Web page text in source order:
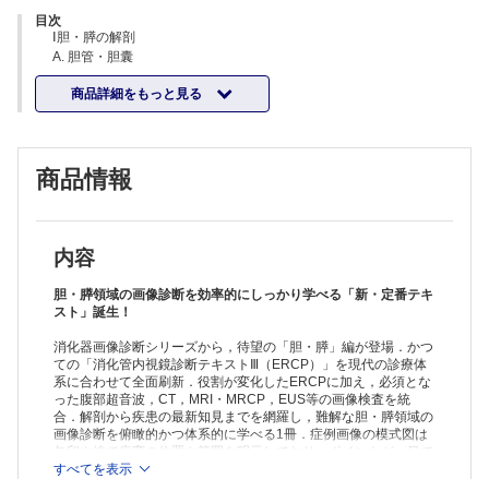
目次
Ⅰ胆・膵の解剖
A. 胆管・胆囊
B. 膵臓
C. 乳頭部
Ⅱ 胆管
1. 総胆管結石
2. Mirizzi 症候群
5. 二次性硬化性胆管炎
6. IgG4 関連硬化性胆管炎(IgG4-SC)
7. 好酸球性胆管炎
8. irAE 胆管炎
10. 術後胆管狭窄
11. 胆管空腸吻合部狭窄
12. 胆汁瘻(術後、外傷性)
13. 先天性胆道拡張症，膵・胆管合流異常
C. 悪性疾患
1. 総論
2. 遠位胆管癌
商品詳細をもっと見る
商品情報
内容
胆・膵領域の画像診断を効率的にしっかり学べる「新・定番テキ
スト」誕生！
消化器画像診断シリーズから，待望の「胆・膵」編が登場．かつ
ての「消化管内視鏡診断テキストⅢ（ERCP）」を現代の診療体
系に合わせて全面刷新．役割が変化したERCPに加え，必須とな
った腹部超音波，CT，MRI・MRCP，EUS等の画像検査を統
合．解剖から疾患の最新知見までを網羅し，難解な胆・膵領域の
画像診断を俯瞰的かつ体系的に学べる1冊．症例画像の模式図は
矢印や線で病変の位置や範囲を明示しており，ポイントが一目で
わかる．多忙な研修医や若手医師からベテラン医師まで，限られ
すべてを表示